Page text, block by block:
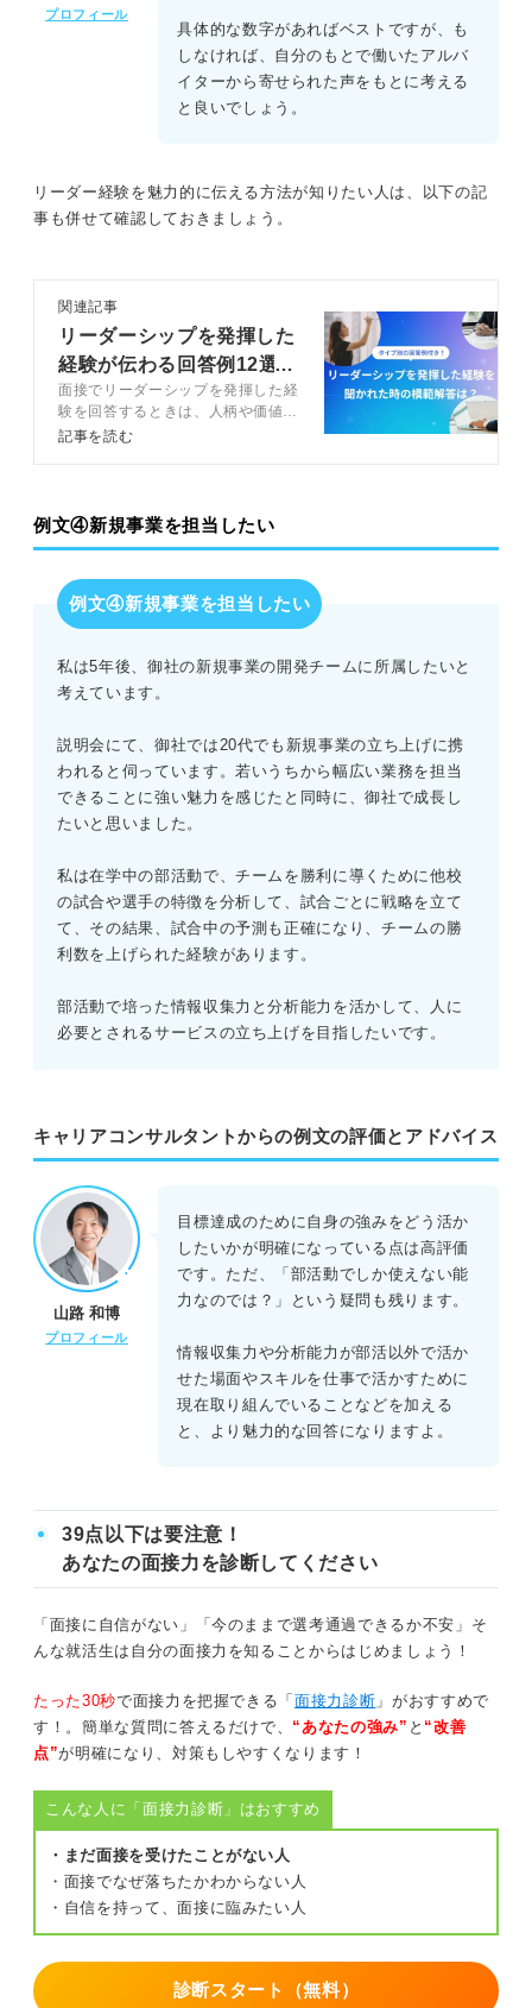
プロフィール
具体的な数字があればベストですが、も
しなければ、自分のもとで働いたアルバ
イターから寄せられた声をもとに考える
と良いでしょう。
リーダー経験を魅力的に伝える方法が知りたい人は、以下の記
事も併せて確認しておきましょう。
関連記事
リーダーシップを発揮した
経験が伝わる回答例12選！
作り方も伝授
面接でリーダーシップを発揮した経
験を回答するときは、人柄や価値観
を多面的にアピールできるチャンス
の6つの種類をキャリアコンサルタ
ントと解説します。
記事を読む
例文④新規事業を担当したい
例文④新規事業を担当したい
私は5年後、御社の新規事業の開発チームに所属したいと
考えています。
説明会にて、御社では20代でも新規事業の立ち上げに携
われると伺っています。若いうちから幅広い業務を担当
できることに強い魅力を感じたと同時に、御社で成長し
たいと思いました。
私は在学中の部活動で、チームを勝利に導くために他校
の試合や選手の特徴を分析して、試合ごとに戦略を立て
て、その結果、試合中の予測も正確になり、チームの勝
利数を上げられた経験があります。
部活動で培った情報収集力と分析能力を活かして、人に
必要とされるサービスの立ち上げを目指したいです。
キャリアコンサルタントからの例文の評価とアドバイス
山路 和博
プロフィール
目標達成のために自身の強みをどう活か
したいかが明確になっている点は高評価
です。ただ、「部活動でしか使えない能
力なのでは？」という疑問も残ります。
情報収集力や分析能力が部活以外で活か
せた場面やスキルを仕事で活かすために
現在取り組んでいることなどを加える
と、より魅力的な回答になりますよ。
39点以下は要注意！
あなたの面接力を診断してください
「面接に自信がない」「今のままで選考通過できるか不安」そ
んな就活生は自分の面接力を知ることからはじめましょう！
たった30秒で面接力を把握できる「面接力診断 」がおすすめで
す！。簡単な質問に答えるだけで、 “あなたの強み” と “改善
点”が明確になり、対策もしやすくなります！
こんな人に「面接力診断」はおすすめ
・まだ面接を受けたことがない人
・面接でなぜ落ちたかわからない人
・自信を持って、面接に臨みたい人
診断スタート（無料）